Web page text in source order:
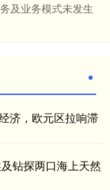
及业务模式未发生
济，欧元区拉响滞
钻探两口海上天然